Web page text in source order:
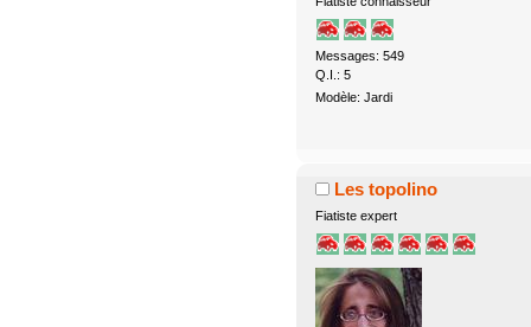
Messages: 549
Q.I.: 5
Modèle: Jardi
Les topolino
Fiatiste expert